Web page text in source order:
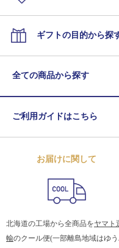
ギフトの目的から探
全ての商品から探す
ご利用ガイドはこちら
お届けに関して
北海道の工場から全商品をヤマト
輸のクール便(一部離島地域はゆ